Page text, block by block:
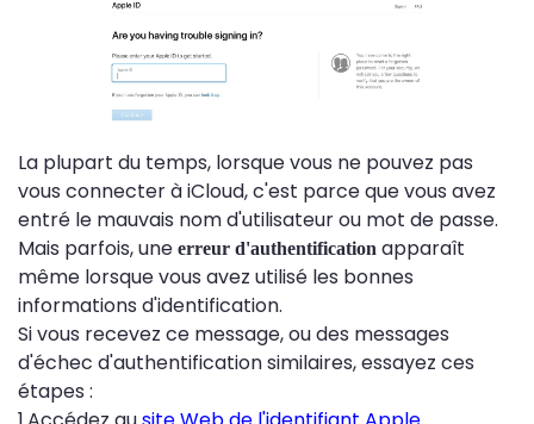
La plupart du temps, lorsque vous ne pouvez pas
vous connecter à iCloud, c'est parce que vous avez
entré le mauvais nom d'utilisateur ou mot de passe.
Mais parfois, une erreur d'authentification apparaît
même lorsque vous avez utilisé les bonnes
informations d'identification.
Si vous recevez ce message, ou des messages
d'échec d'authentification similaires, essayez ces
étapes :